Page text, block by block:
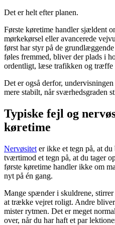
Det er helt efter planen.
Første køretime handler sjældent
mørkekørsel eller avancerede
først har styr på de
føles fremmed, bliver der plads i
ordentligt, læse trafikken og træffe
Det er også derfor,
mere stabilt, når sværhedsgraden
Typiske fejl og
køretime
Nervøsitet er ikke et tegn på, at
tværtimod et tegn på, at du tager
første køretime handler ikke om
nyt på én gang.
Mange spænder i skuldrene,
at trække vejret roligt. Andre
mister rytmen. Det er meget
over, når du har haft et par